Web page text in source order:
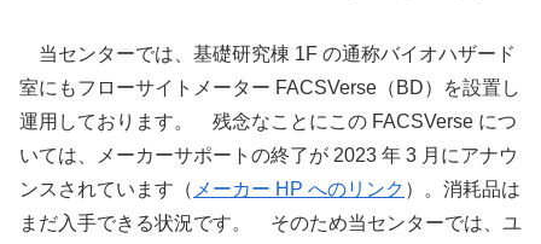
当センターでは、基礎研究棟 1F の通称バイオハザード
室にもフローサイトメーター FACSVerse（BD）を設置し
運用しております。 残念なことにこの FACSVerse につ
いては、メーカーサポートの終了が 2023 年 3 月にアナウ
ンスされています（ メーカー HP へのリンク ）。消耗品は
まだ入手できる状況です。 そのため当センターでは、ユ